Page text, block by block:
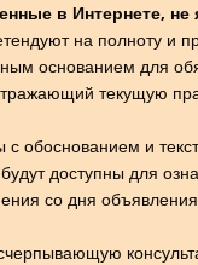
в Интернете,
на полноту и
основанием для
текущую
обоснованием и
доступны для
со дня